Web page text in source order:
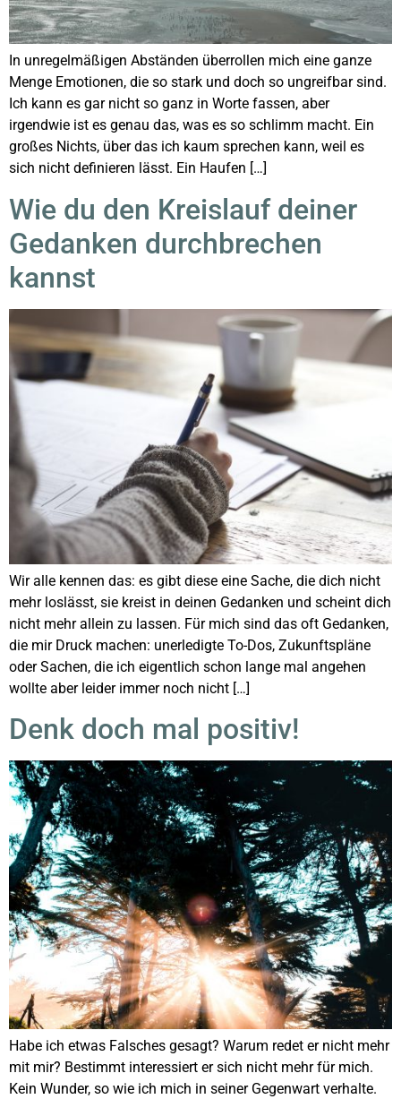
In unregelmäßigen Abständen überrollen mich eine ganze
Menge Emotionen, die so stark und doch so ungreifbar sind.
Ich kann es gar nicht so ganz in Worte fassen, aber
irgendwie ist es genau das, was es so schlimm macht. Ein
großes Nichts, über das ich kaum sprechen kann, weil es
sich nicht definieren lässt. Ein Haufen […]
Wie du den Kreislauf deiner
Gedanken durchbrechen
kannst
Wir alle kennen das: es gibt diese eine Sache, die dich nicht
mehr loslässt, sie kreist in deinen Gedanken und scheint dich
nicht mehr allein zu lassen. Für mich sind das oft Gedanken,
die mir Druck machen: unerledigte To-Dos, Zukunftspläne
oder Sachen, die ich eigentlich schon lange mal angehen
wollte aber leider immer noch nicht […]
Denk doch mal positiv!
Habe ich etwas Falsches gesagt? Warum redet er nicht mehr
mit mir? Bestimmt interessiert er sich nicht mehr für mich.
Kein Wunder, so wie ich mich in seiner Gegenwart verhalte.